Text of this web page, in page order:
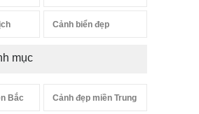
Cảnh biển đẹp
mục
Bắc Cảnh đẹp miền Trung